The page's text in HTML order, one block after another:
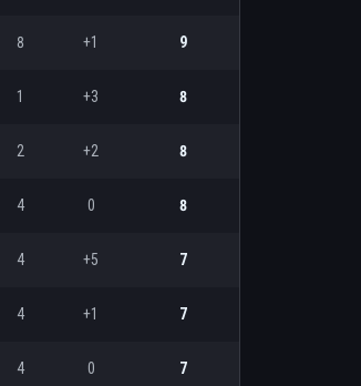
8 +1 9
1 +3 8
2 +2 8
4 0 8
4 +5 7
4 +1 7
4 0 7